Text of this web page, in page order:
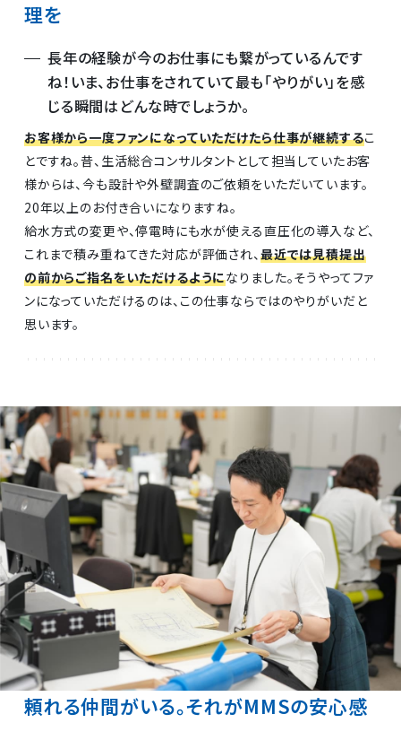
理を
長年の経験が今のお仕事にも繋がっているんです
ね！いま、お仕事をされていて最も「やりがい」を感
じる瞬間はどんな時でしょうか。
お客様から一度ファンになっていただけたら仕事が継続するこ
とですね。昔、生活総合コンサルタントとして担当していたお客
様からは、今も設計や外壁調査のご依頼をいただいています。
20年以上のお付き合いになりますね。
給水方式の変更や、停電時にも水が使える直圧化の導入など、
これまで積み重ねてきた対応が評価され、最近では見積提出
の前からご指名をいただけるようになりました。そうやってファ
ンになっていただけるのは、この仕事ならではのやりがいだと
思います。
頼れる仲間がいる。それがMMSの安心感